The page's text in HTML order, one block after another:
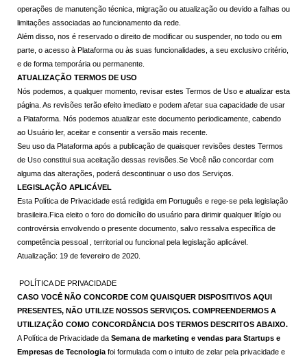
operações de manutenção técnica, migração ou atualização ou devido a falhas ou
limitações associadas ao funcionamento da rede.
Além disso, nos é reservado o direito de modificar ou suspender, no todo ou em
parte, o acesso à Plataforma ou às suas funcionalidades, a seu exclusivo critério,
e de forma temporária ou permanente.
ATUALIZAÇÃO TERMOS DE USO
Nós podemos, a qualquer momento, revisar estes Termos de Uso e atualizar esta
página. As revisões terão efeito imediato e podem afetar sua capacidade de usar
a Plataforma. Nós podemos atualizar este documento periodicamente, cabendo
ao Usuário ler, aceitar e consentir a versão mais recente.
Seu uso da Plataforma após a publicação de quaisquer revisões destes Termos
de Uso constitui sua aceitação dessas revisões.Se Você não concordar com
alguma das alterações, poderá descontinuar o uso dos Serviços.
LEGISLAÇÃO APLICÁVEL
Esta Política de Privacidade está redigida em Português e rege-se pela legislação
brasileira.Fica eleito o foro do domicílio do usuário para dirimir qualquer litígio ou
controvérsia envolvendo o presente documento, salvo ressalva específica de
competência pessoal , territorial ou funcional pela legislação aplicável.
Atualização: 19 de fevereiro de 2020.
POLÍTICA DE PRIVACIDADE
CASO VOCÊ NÃO CONCORDE COM QUAISQUER DISPOSITIVOS AQUI
PRESENTES, NÃO UTILIZE NOSSOS SERVIÇOS. COMPREENDERMOS A
UTILIZAÇÃO COMO CONCORDÂNCIA DOS TERMOS DESCRITOS ABAIXO.
A Política de Privacidade da Semana de marketing e vendas para Startups e
Empresas de Tecnologia foi formulada com o intuito de zelar pela privacidade e